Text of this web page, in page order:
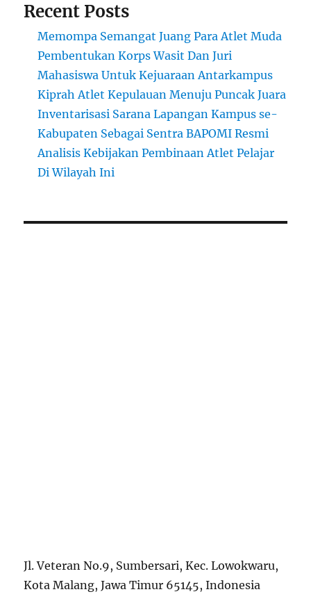
Recent Posts
Memompa Semangat Juang Para Atlet Muda
Pembentukan Korps Wasit Dan Juri
Mahasiswa Untuk Kejuaraan Antarkampus
Kiprah Atlet Kepulauan Menuju Puncak Juara
Inventarisasi Sarana Lapangan Kampus se-
Kabupaten Sebagai Sentra BAPOMI Resmi
Analisis Kebijakan Pembinaan Atlet Pelajar
Di Wilayah Ini
Jl. Veteran No.9, Sumbersari, Kec. Lowokwaru,
Kota Malang, Jawa Timur 65145, Indonesia